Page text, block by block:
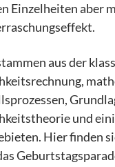
Einzelheiten aber
aus der
und
Hier finden